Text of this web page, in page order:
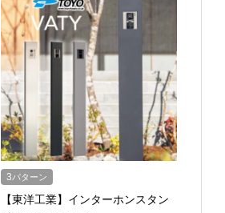
3パターン
【東洋工業】インターホンスタン